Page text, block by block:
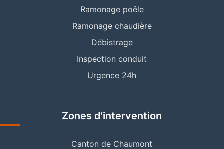
Ramonage poêle
Ramonage chaudière
Débistrage
Inspection conduit
Urgence 24h
Zones d'intervention
Canton de Chaumont